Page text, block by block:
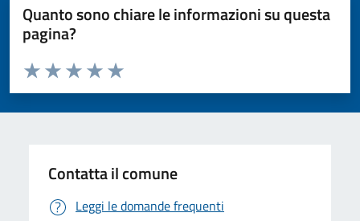
Quanto sono chiare le informazioni su questa
pagina?
Valuta da 1 a 5 stelle la pagina
Valuta 5 stelle su 5
Valuta 4 stelle su 5
Valuta 3 stelle su 5
Valuta 2 stelle su 5
Valuta 1 stelle su 5
Contatta il comune
Leggi le domande frequenti